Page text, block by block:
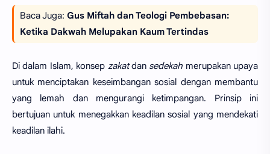
Baca Juga: Gus Miftah dan Teologi Pembebasan:
Ketika Dakwah Melupakan Kaum Tertindas
Di dalam Islam, konsep zakatdan sedekah merupakan upaya
untuk menciptakan keseimbangan sosial dengan membantu
yang lemah dan mengurangi ketimpangan. Prinsip ini
bertujuan untuk menegakkan keadilan sosial yang mendekati
keadilan ilahi.